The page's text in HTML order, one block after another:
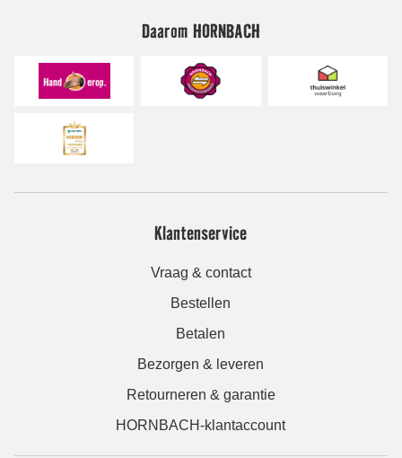
Daarom HORNBACH
Klantenservice
Vraag & contact
Bestellen
Betalen
Bezorgen & leveren
Retourneren & garantie
HORNBACH-klantaccount